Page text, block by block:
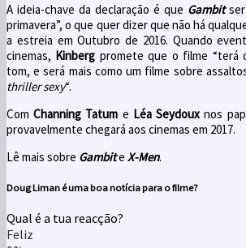
A ideia-chave da declaração é que Gambit
primavera”, o que quer dizer que não há
a estreia em Outubro de 2016. Quando
cinemas, Kinberg promete que o filme “terá
tom, e será mais como um filme sobre
thriller sexy“.
ComChanning Tatum e Léa Seydouxnos
provavelmente chegará aos cinemas em 2017.
Lê mais sobre Gambite X-Men.
Doug Liman é uma boa notícia para o filme?
Qual é a tua reacção?
Feliz